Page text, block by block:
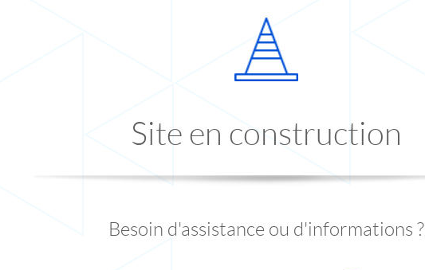
Site en construction
Besoin d'assistance ou d'informations ?